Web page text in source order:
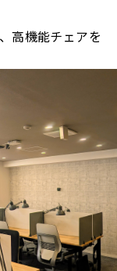
高機能チェアを